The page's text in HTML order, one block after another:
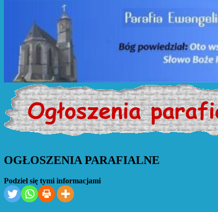
OGŁOSZENIA PARAFIALNE
Podziel się tymi informacjami